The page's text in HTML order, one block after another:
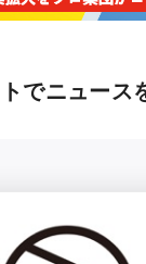
でニュース